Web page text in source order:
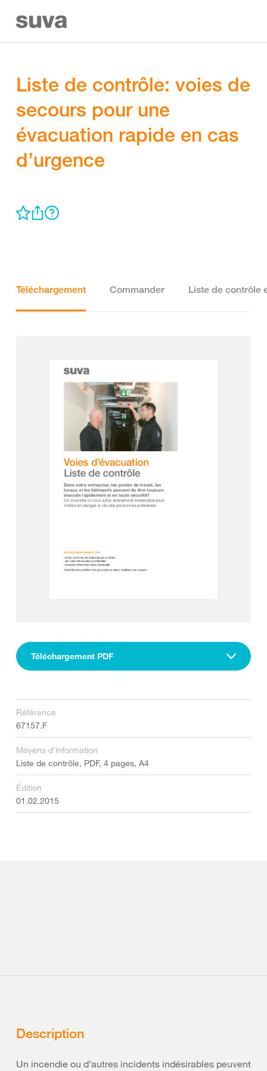
Liste de contrôle: voies de
secours pour une
évacuation rapide en cas
d’urgence
Téléchargement Commander Liste de contrôle
Téléchargement PDF
Référence
67157.F
Moyens d'information
Liste de contrôle, PDF, 4 pages, A4
Édition
01.02.2015
Description
Un incendie ou d’autres incidents indésirables peuvent